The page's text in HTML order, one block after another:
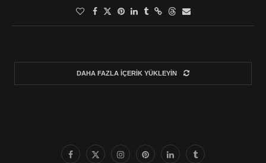
DAHA FAZLA İÇERIK YÜKLEYIN